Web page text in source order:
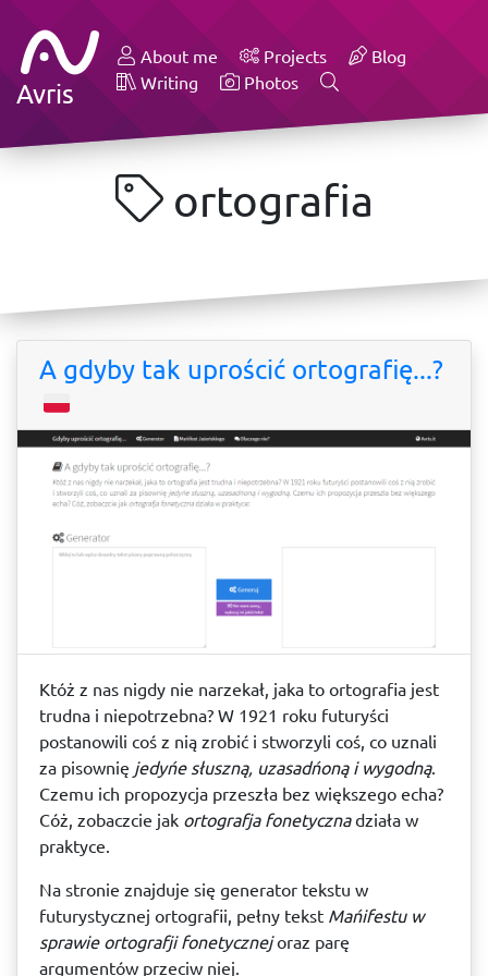
Avris
About me Projects
Blog
Writing
Photos
ortografia
A gdyby tak uprościć ortografię...?
Któż z nas nigdy nie narzekał, jaka to ortografia jest
trudna i niepotrzebna? W 1921 roku futuryści
postanowili coś z nią zrobić i stworzyli coś, co uznali
za pisownię jedyńe słuszną, uzasadńoną i wygodną.
Czemu ich propozycja przeszła bez większego echa?
Cóż, zobaczcie jak ortografja fonetycznadziała w
praktyce.
Na stronie znajduje się generator tekstu w
futurystycznej ortografii, pełny tekst Mańifestu w
sprawie ortografji fonetycznejoraz parę
argumentów przeciw niej.